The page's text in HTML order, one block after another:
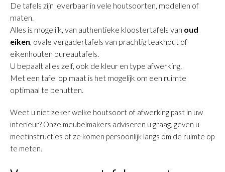
De tafels zijn leverbaar in vele houtsoorten, modellen of
maten.
Alles is mogelijk, van authentieke kloostertafels van oud
eiken, ovale vergadertafels van prachtig teakhout of
eikenhouten bureautafels.
U bepaalt alles zelf, ook de kleur en type afwerking.
Met een tafel op maat is het mogelijk om een ruimte
optimaal te benutten.
Weet u niet zeker welke houtsoort of afwerking past in uw
interieur? Onze meubelmakers adviseren u graag, geven u
meetinstructies of ze komen persoonlijk langs om de ruimte op
te meten.